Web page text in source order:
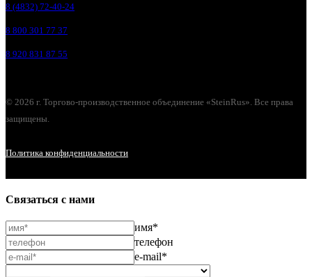
8 (4832) 72-40-24
8 800 301 77 37
8 920 831 87 55
© 2026 г. Торгово-производственное объединение «SteinRus». Все права
защищены.
Политика конфиденциальности
Связаться с нами
имя*
телефон
e-mail*